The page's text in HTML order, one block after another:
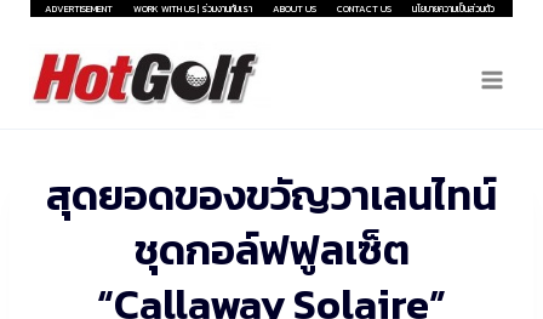
Skip
content
ADVERTISEMENT WORK WITH US | ร่วมงานกับเรา ABOUT US CONTACT US นโยบายความเป็นส่วนตัว
สุดยอดของขวัญวาเลนไทน์
ชุดกอล์ฟฟูลเซ็ต
“Callaway Solaire”